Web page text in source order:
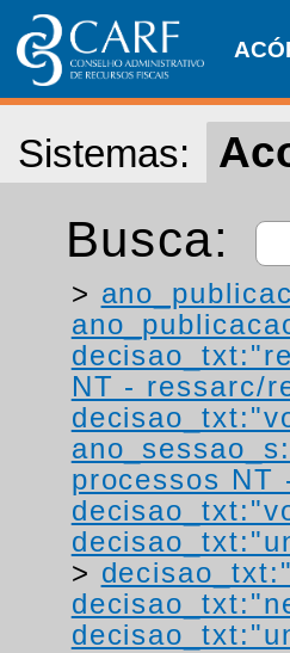
Sistemas:
Busca:
>
NT - ressarc/
processos
>